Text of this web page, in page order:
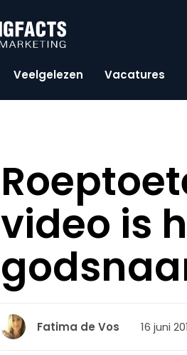
Veelgelezen Vacatures
video is
Fatima de Vos 16 juni